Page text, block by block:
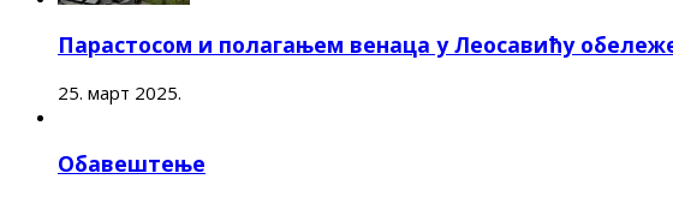
Парастосом и полагањем венаца у Леосавићу
25. март 2025.
Обавештење